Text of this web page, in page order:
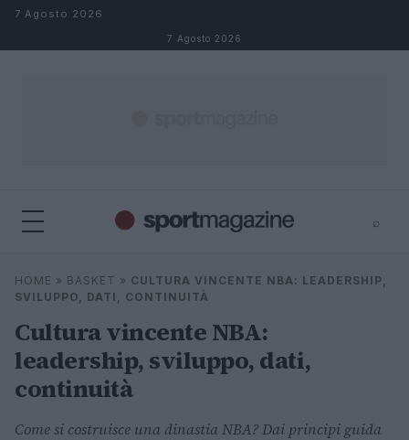
Salta al contenuto
7 Agosto 2026
7 Agosto 2026
⌕
Cerca
⌕ ×
HOME » BASKET » CULTURA VINCENTE NBA: LEADERSHIP,
SVILUPPO, DATI, CONTINUITÀ
Cultura vincente NBA:
leadership, sviluppo, dati,
continuità
Come si costruisce una dinastia NBA? Dai principi guida